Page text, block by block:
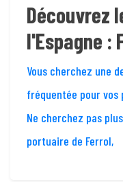
Découvrez
l'Espagne :
Vous cherchez une
fréquentée pour vos
Ne cherchez pas
portuaire de Ferrol,